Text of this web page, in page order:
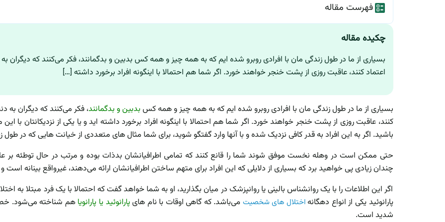
فهرست مقاله
چکیده مقاله
بسیاری از ما در طول زندگی مان با افرادی روبرو شده ایم که به همه چیز و همه کس بدبین و بدگمانند، فکر می‌کنند که دیگران
اعتماد کنند، عاقبت روزی از پشت خنجر خواهند خورد. اگر شما هم احتمالا با اینگونه افراد برخورد داشته […]
بسیاری از ما در طول زندگی مان با افرادی روبرو شده ایم که به همه چیز و همه کس بدبین و بدگمانند، فکر می‌کنند که دیگران به
کنند، عاقبت روزی از پشت خنجر خواهند خورد. اگر شما هم احتمالا با اینگونه افراد برخورد داشته اید و یا یکی از نزدیکانتان با
باشید. اگر به این افراد به قدر کافی نزدیک شده و با آنها وارد گفتگو شوید، برای شما مثال های متعددی از خیانت هایی که در طول
حتی ممکن است در وهله نخست موفق شوند شما را قانع کنند که تمامی اطرافیانشان بدذات بوده و مرتب در حال توطئه بر
چندان زیادی پی خواهید برد که بسیاری از دلایلی که این افراد برای متهم ساختن اطرافیانشان ارائه می‌دهند، غیرواقع بینانه
اگر این اطلاعات را با یک روانشناس بالینی یا روانپزشک در میان بگذارید، او به شما خواهد گفت که احتمالا با یک فرد مبتلا به
پارانوئید یکی از انواع دهگانهاختلال های شخصیت می‌باشد. که گاهی اوقات با نام هایپارانوئید یا پارانویا هم شناخته می‌شود.
شدید است.